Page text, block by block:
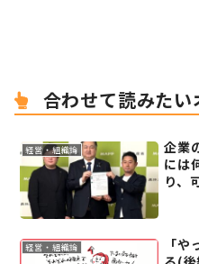
合わせて読みた
経営・組織論
企業
には
り、
経営・組織論
「